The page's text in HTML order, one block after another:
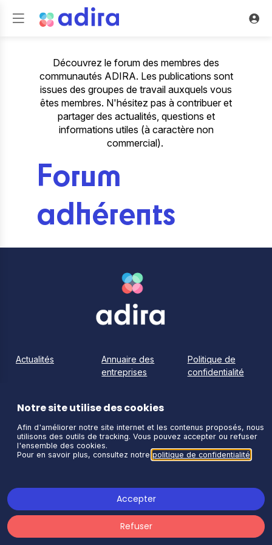
Découvrez le forum des membres des
communautés ADIRA. Les publications sont
issues des groupes de travail auxquels vous
êtes membres. N'hésitez pas à contribuer et
partager des actualités, questions et
informations utiles (à caractère non
commercial).
Forum
adhérents
Actualités
Annuaire des
entreprises
Politique de
confidentialité
Mon compte Mentions légales Charte
Restez connectés !
Notre site utilise des cookies
Afin d'améliorer notre site internet et les contenus proposés, nous
utilisons des outils de tracking. Vous pouvez accepter ou refuser
l'ensemble des cookies.
Pour en savoir plus, consultez notre politique de confidentialité
Accepter
Refuser